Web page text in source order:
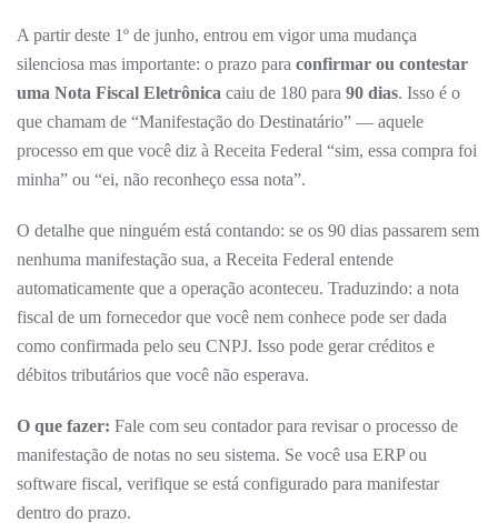
A partir deste 1º de junho, entrou em vigor uma mudança
silenciosa mas importante: o prazo para confirmar ou contestar
uma Nota Fiscal Eletrônica caiu de 180 para 90 dias. Isso é o
que chamam de “Manifestação do Destinatário” — aquele
processo em que você diz à Receita Federal “sim, essa compra foi
minha” ou “ei, não reconheço essa nota”.
O detalhe que ninguém está contando: se os 90 dias passarem sem
nenhuma manifestação sua, a Receita Federal entende
automaticamente que a operação aconteceu. Traduzindo: a nota
fiscal de um fornecedor que você nem conhece pode ser dada
como confirmada pelo seu CNPJ. Isso pode gerar créditos e
débitos tributários que você não esperava.
O que fazer: Fale com seu contador para revisar o processo de
manifestação de notas no seu sistema. Se você usa ERP ou
software fiscal, verifique se está configurado para manifestar
dentro do prazo.